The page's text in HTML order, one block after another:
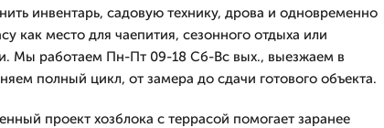
инвентарь, садовую технику, дрова и одновременно
как место для чаепития, сезонного отдыха или
Мы работаем Пн-Пт 09-18 Сб-Вс вых., выезжаем в
полный цикл, от замера до сдачи готового объекта.
проект хозблока с террасой помогает заранее